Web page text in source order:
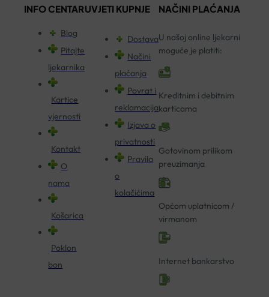
INFO CENTAR
Blog
Pitajte
ljekarnika
Kartice
vjernosti
Kontakt
O
nama
Košarica
Poklon
bon
UVJETI KUPNJE
Dostava
Načini
plaćanja
Povrat i
reklamacija
Izjava o
privatnosti
Pravila
o
kolačićima
NAČINI PLAĆANJA
U našoj online ljekarni
moguće je platiti:
Kreditnim i debitnim
karticama
Gotovinom prilikom
preuzimanja
Općom uplatnicom /
virmanom
Internet bankarstvo